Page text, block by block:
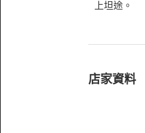
上坦途。
店家資料